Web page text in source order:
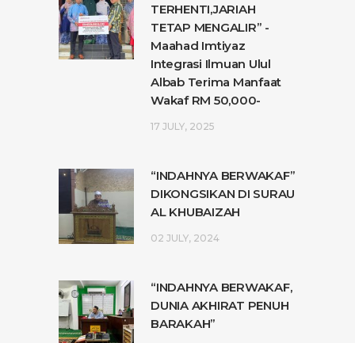
TERHENTI,JARIAH
TETAP MENGALIR” -
Maahad Imtiyaz
Integrasi Ilmuan Ulul
Albab Terima Manfaat
Wakaf RM 50,000-
17 JULY, 2025
“INDAHNYA BERWAKAF”
DIKONGSIKAN DI SURAU
AL KHUBAIZAH
02 JULY, 2024
“INDAHNYA BERWAKAF,
DUNIA AKHIRAT PENUH
BARAKAH”